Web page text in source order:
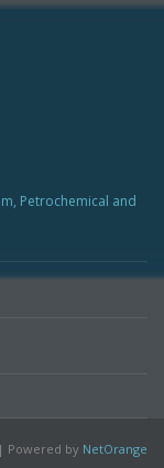
Petrochemical and
Powered by NetOrange